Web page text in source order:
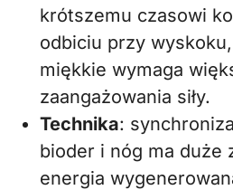
krótszemu czasowi
odbiciu przy
miękkie wymaga
zaangażowania siły.
Technika:
bioder i nóg ma duże
energia